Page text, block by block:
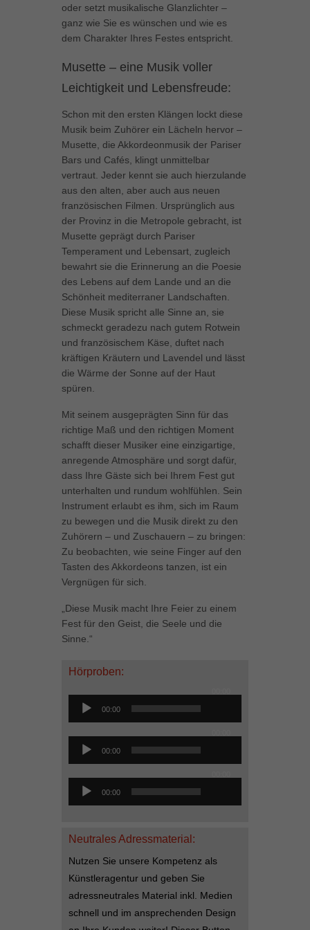
oder setzt musikalische Glanzlichter –
ganz wie Sie es wünschen und wie es
dem Charakter Ihres Festes entspricht.
Musette – eine Musik voller
Leichtigkeit und Lebensfreude:
Schon mit den ersten Klängen lockt diese
Musik beim Zuhörer ein Lächeln hervor –
Musette, die Akkordeonmusik der Pariser
Bars und Cafés, klingt unmittelbar
vertraut. Jeder kennt sie auch hierzulande
aus den alten, aber auch aus neuen
französischen Filmen. Ursprünglich aus
der Provinz in die Metropole gebracht, ist
Musette geprägt durch Pariser
Temperament und Lebensart, zugleich
bewahrt sie die Erinnerung an die Poesie
des Lebens auf dem Lande und an die
Schönheit mediterraner Landschaften.
Diese Musik spricht alle Sinne an, sie
schmeckt geradezu nach gutem Rotwein
und französischem Käse, duftet nach
kräftigen Kräutern und Lavendel und lässt
die Wärme der Sonne auf der Haut
spüren.
Mit seinem ausgeprägten Sinn für das
richtige Maß und den richtigen Moment
schafft dieser Musiker eine einzigartige,
anregende Atmosphäre und sorgt dafür,
dass Ihre Gäste sich bei Ihrem Fest gut
unterhalten und rundum wohlfühlen. Sein
Instrument erlaubt es ihm, sich im Raum
zu bewegen und die Musik direkt zu den
Zuhörern – und Zuschauern – zu bringen:
Zu beobachten, wie seine Finger auf den
Tasten des Akkordeons tanzen, ist ein
Vergnügen für sich.
„Diese Musik macht Ihre Feier zu einem
Fest für den Geist, die Seele und die
Sinne.“
Hörproben:
Audio-
Player
00:00
Audio-
00:00
Audio-
00:00
Neutrales Adressmaterial:
Nutzen Sie unsere Kompetenz als
Künstleragentur und geben Sie
adressneutrales Material inkl. Medien
schnell und im ansprechenden Design
können Ihre Einwilligung zu ganzen Kategorien geben oder sich
weitere Informationen anzeigen lassen und so nur bestimmte
Cookies auswählen.
Alle akzeptieren Speichern
Datenschutzeinstellungen
Essenziell (1)
Essenzielle Cookies ermöglichen grundlegende Funktionen und sind für
die einwandfreie Funktion der Website erforderlich.
Cookie-Informationen anzeigen
Marketing (1)
Marketing-Cookies werden von Drittanbietern oder Publishern verwendet,
um personalisierte Werbung anzuzeigen. Sie tun dies, indem sie
Besucher über Websites hinweg verfolgen.
Cookie-Informationen anzeigen
Externe Medien (5)
Inhalte von Videoplattformen und Social-Media-Plattformen werden
standardmäßig blockiert. Wenn Cookies von externen Medien akzeptiert
werden, bedarf der Zugriff auf diese Inhalte keiner manuellen Einwilligung